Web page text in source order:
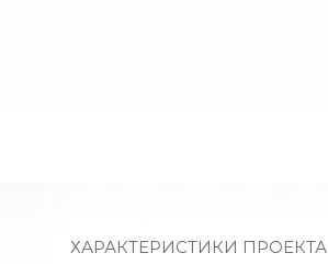
ХАРАКТЕРИСТИКИ ПРОЕКТА